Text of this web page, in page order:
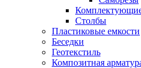
Столбы
Пластиковые емкости
Беседки
Геотекстиль
Композитная